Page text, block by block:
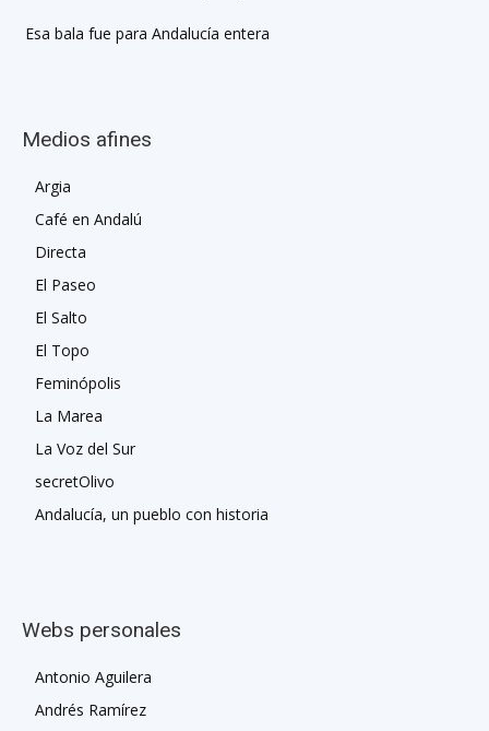
Esa bala fue para Andalucía entera
Medios afines
Argia
Café en Andalú
Directa
El Paseo
El Salto
El Topo
Feminópolis
La Marea
La Voz del Sur
secretOlivo
Andalucía, un pueblo con historia
Webs personales
Antonio Aguilera
Andrés Ramírez